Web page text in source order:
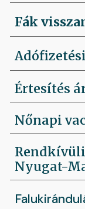
Fák
Értesítés
Nőnapi
Nyugat-